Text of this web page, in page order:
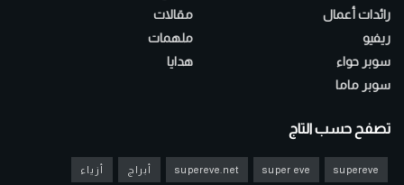
رائدات أعمال
ريفيو
سوبر حواء
سوبر ماما
مقالات
ملهمات
هدايا
تصفح حسب التاج
supereve
super eve
supereve.net أبراج أزياء